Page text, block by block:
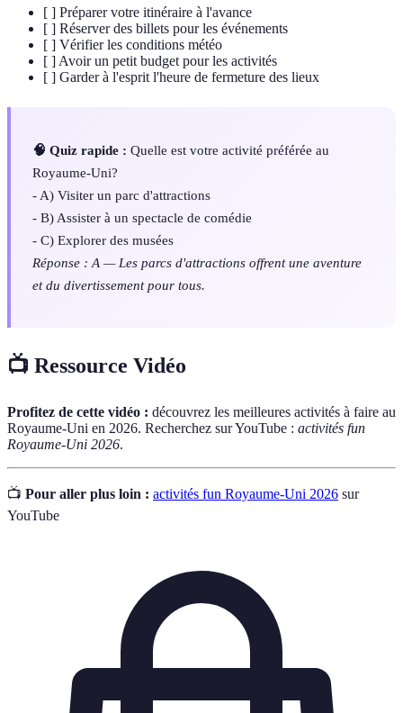
[ ] Préparer votre itinéraire à l'avance
[ ] Réserver des billets pour les événements
[ ] Vérifier les conditions météo
[ ] Avoir un petit budget pour les activités
[ ] Garder à l'esprit l'heure de fermeture des lieux
🧠 Quiz rapide : Quelle est votre activité préférée au
Royaume-Uni?
- A) Visiter un parc d'attractions
- B) Assister à un spectacle de comédie
- C) Explorer des musées
Réponse : A — Les parcs d'attractions offrent une aventure
et du divertissement pour tous.
📺 Ressource Vidéo
Profitez de cette vidéo : découvrez les meilleures activités à faire au
Royaume-Uni en 2026. Recherchez sur YouTube : activités fun
Royaume-Uni 2026.
📺 Pour aller plus loin : activités fun Royaume-Uni 2026 sur
YouTube